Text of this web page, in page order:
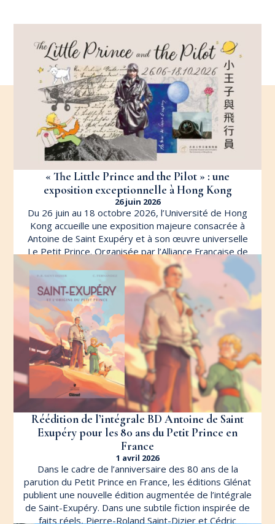
« The Little Prince and the Pilot » : une
exposition exceptionnelle à Hong Kong
26 juin 2026
Du 26 juin au 18 octobre 2026, l’Université de Hong
Kong accueille une exposition majeure consacrée à
Antoine de Saint Exupéry et à son œuvre universelle
Le Petit Prince. Organisée par l’Alliance Française de
Hong Kong en partenariat avec le University Museum
and Art Gallery […]
LIRE L'ARTICLE
Réédition de l’intégrale BD Antoine de Saint
Exupéry pour les 80 ans du Petit Prince en
France
1 avril 2026
Dans le cadre de l’anniversaire des 80 ans de la
parution du Petit Prince en France, les éditions Glénat
publient une nouvelle édition augmentée de l’intégrale
de Saint-Exupéry. Dans une subtile fiction inspirée de
faits réels, Pierre-Roland Saint-Dizier et Cédric